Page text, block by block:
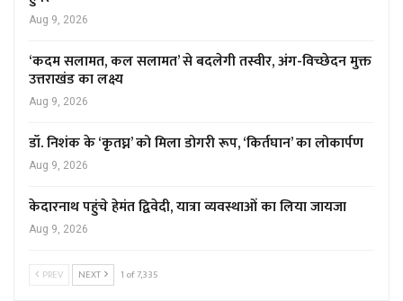
Aug 9, 2026
‘कदम सलामत, कल सलामत’ से बदलेगी तस्वीर, अंग-विच्छेदन मुक्त
उत्तराखंड का लक्ष्य
Aug 9, 2026
डॉ. निशंक के ‘कृतघ्न’ को मिला डोगरी रूप, ‘किर्तघान’ का लोकार्पण
Aug 9, 2026
केदारनाथ पहुंचे हेमंत द्विवेदी, यात्रा व्यवस्थाओं का लिया जायजा
Aug 9, 2026
PREV NEXT 1 of 7,335